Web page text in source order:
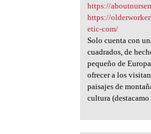
https://
https://
etic-com/
Solo cuenta con
cuadrados, de
pequeño de
ofrecer a los
paisajes de
cultura (destacamo